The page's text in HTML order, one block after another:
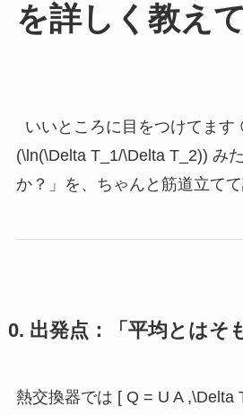
を詳しく教え
いいところに目をつけてます
(\ln(\Delta T_1/\Delta T_2)) み
か？」を、ちゃんと筋道立てて
0. 出発点：「平均とはそ
熱交換器では [ Q = U A ,\Delta